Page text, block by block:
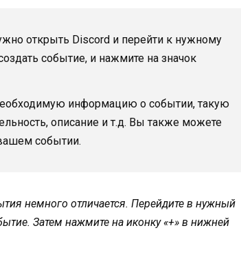
открыть Discord и перейти к нужному
событие, и нажмите на значок
информацию о событии, такую
описание и т.д. Вы также можете
событии.
немного отличается. Перейдите в нужный
Затем нажмите на иконку «+» в нижней